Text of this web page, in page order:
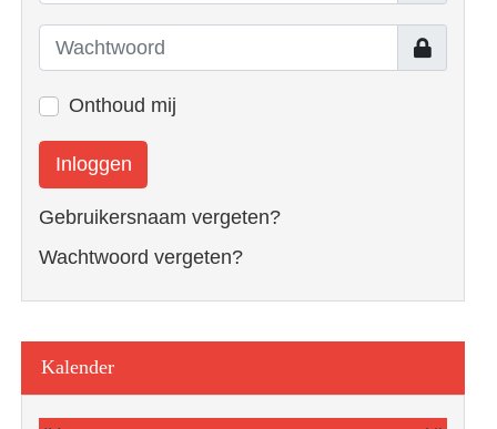
Toon
Onthoud mij
Inloggen
Gebruikersnaam vergeten?
Wachtwoord vergeten?
Kalender